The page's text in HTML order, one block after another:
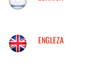
ENGLEZA